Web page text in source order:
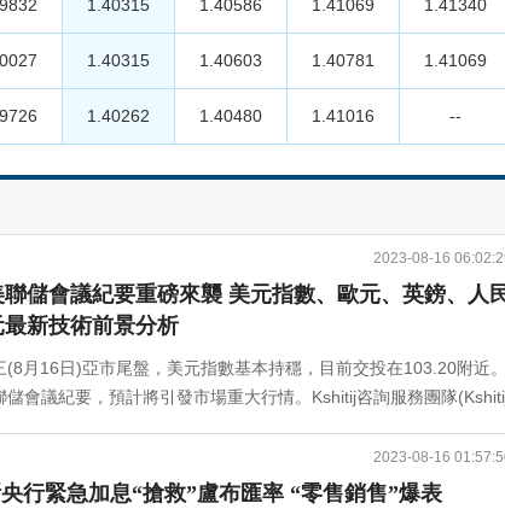
1.40315 1.40586 1.41069 1.41340
1.40315 1.40603 1.40781 1.41069
1.40262 1.40480 1.41016 --
2023-08-16
儲會議紀要重磅來襲 美元指數、歐元、英鎊、人
新技術前景分析
月16日)亞市尾盤，美元指數基本持穩，目前交投在103.20附近
會議紀要，預計將引發市場重大行情。Kshitij咨詢服務團隊
數據強勁，令投資者猜測美聯儲可能將高利率政策維持更長時間，
售銷售月率增長0.7%，創下六個月來的最大增幅。此前的預測是
2023-08-16
行緊急加息“搶救”盧布匯率 “零售銷售”爆表